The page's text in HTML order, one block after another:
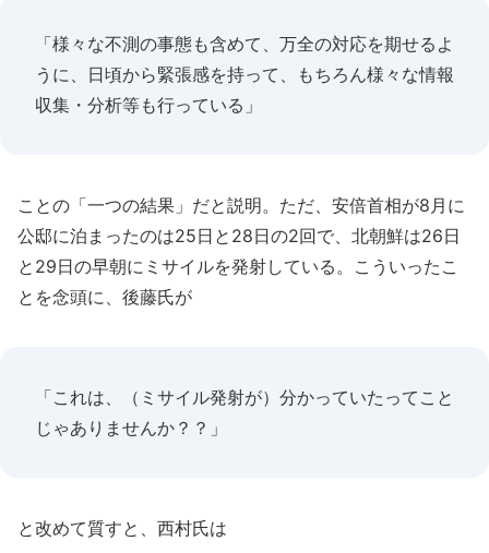
「様々な不測の事態も含めて、万全の対応を期せるよ
うに、日頃から緊張感を持って、もちろん様々な情報
収集・分析等も行っている」
ことの「一つの結果」だと説明。ただ、安倍首相が8月に
公邸に泊まったのは25日と28日の2回で、北朝鮮は26日
と29日の早朝にミサイルを発射している。こういったこ
とを念頭に、後藤氏が
「これは、（ミサイル発射が）分かっていたってこと
じゃありませんか？？」
と改めて質すと、西村氏は